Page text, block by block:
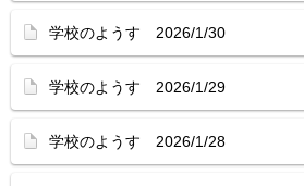
学校のようす 2026/1/30
学校のようす 2026/1/29
学校のようす 2026/1/28